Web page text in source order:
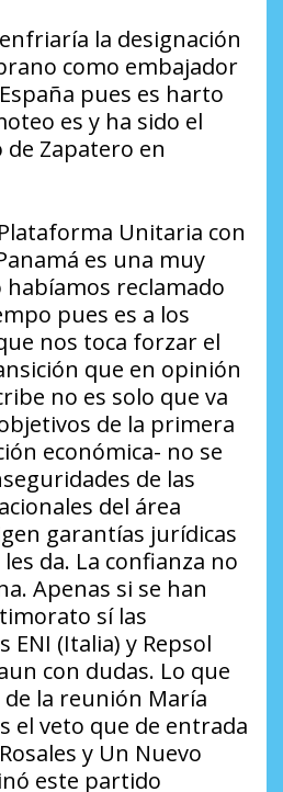
la designación
como embajador
pues es harto
es y ha sido el
Zapatero en
Unitaria con
es una muy
reclamado
pues es a los
nos toca forzar el
que en opinión
no es solo que va
de la primera
económica- no se
de las
del área
garantías jurídicas
da. La confianza no
Apenas si se han
sí las
(Italia) y Repsol
con dudas. Lo que
la reunión María
el veto que de entrada
y Un Nuevo
este partido